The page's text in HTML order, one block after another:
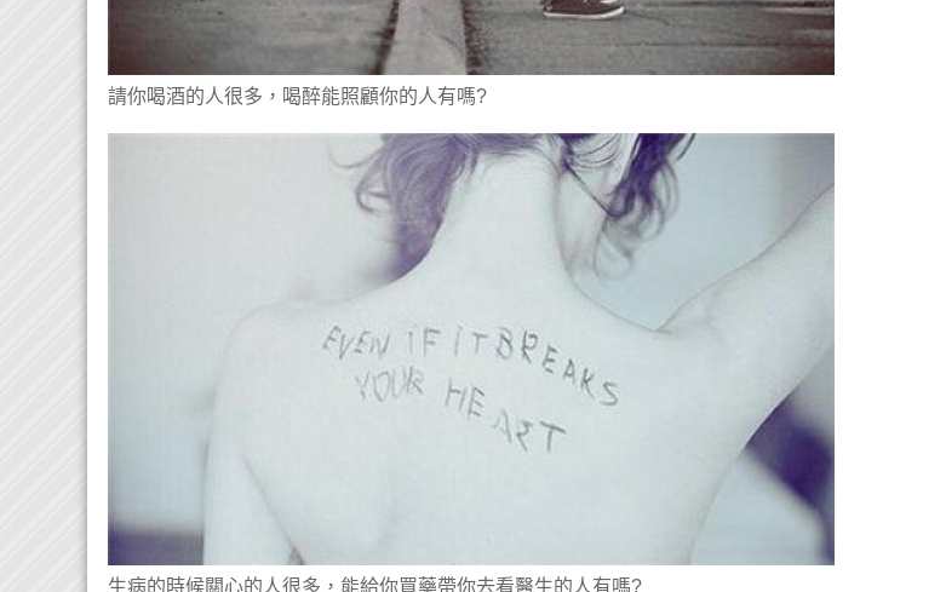
請你喝酒的人很多，喝醉能照顧你的人有嗎?
生病的時候關心的人很多，能給你買藥帶你去看醫生的人有嗎?